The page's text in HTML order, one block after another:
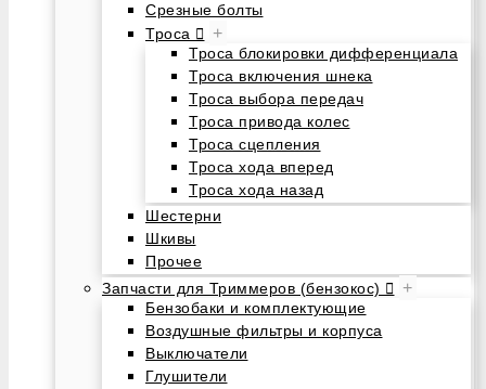
Срезные болты
Троса
+
Троса блокировки дифференциала
Троса включения шнека
Троса выбора передач
Троса привода колес
Троса сцепления
Троса хода вперед
Троса хода назад
Шестерни
Шкивы
Прочее
Запчасти для Триммеров (бензокос)
+
Бензобаки и комплектующие
Воздушные фильтры и корпуса
Выключатели
Глушители